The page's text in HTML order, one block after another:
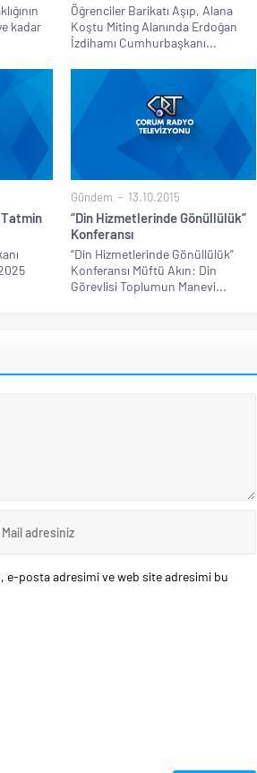
kadar
Öğrenciler Barikatı Aşıp, Alana
Koştu Miting Alanında Erdoğan
İzdihamı Cumhurbaşkanı...
Tatmin
Gündem 13.10.2015
“Din Hizmetlerinde Gönüllülük”
Konferansı
“Din Hizmetlerinde Gönüllülük”
Konferansı Müftü Akın: Din
Görevlisi Toplumun Manevi...
e-posta adresimi ve web site adresimi bu